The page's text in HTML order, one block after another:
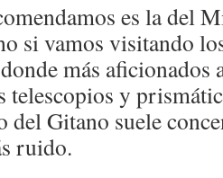
es la del
si vamos visitando
más
telescopios y
del Gitano suele
ruido.